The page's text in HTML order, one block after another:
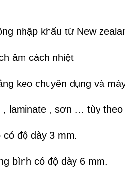
nhập khẩu từ New
âm cách nhiệt
keo chuyên dụng và
laminate , sơn … tùy
độ dày 3 mm.
bình có độ dày 6 mm.